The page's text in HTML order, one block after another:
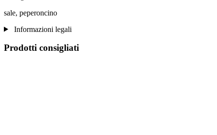
sale, peperoncino
Informazioni legali
Prodotti consigliati